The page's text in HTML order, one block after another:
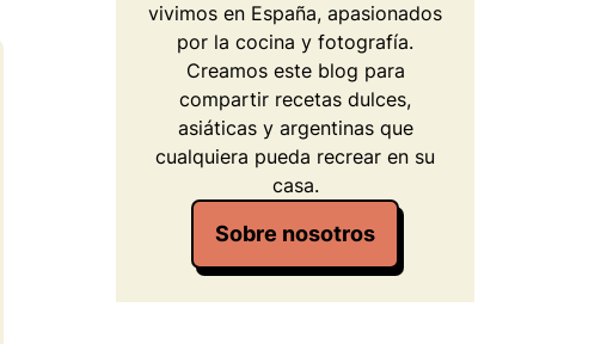
vivimos en España, apasionados
por la cocina y fotografía.
Creamos este blog para
compartir recetas dulces,
asiáticas y argentinas que
cualquiera pueda recrear en su
casa.
Sobre nosotros